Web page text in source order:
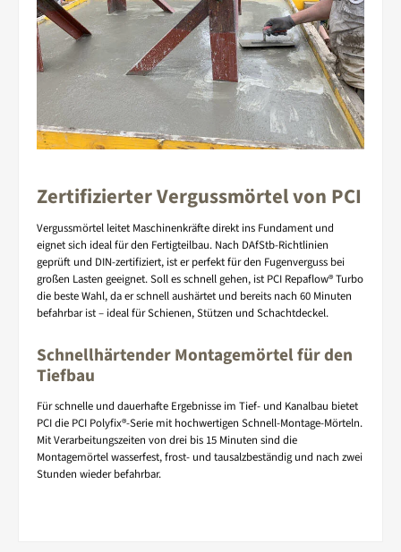
Zertifizierter Vergussmörtel von PCI
Vergussmörtel leitet Maschinenkräfte direkt ins Fundament und
eignet sich ideal für den Fertigteilbau. Nach DAfStb-Richtlinien
geprüft und DIN-zertifiziert, ist er perfekt für den Fugenverguss bei
großen Lasten geeignet. Soll es schnell gehen, ist PCI Repaflow® Turbo
die beste Wahl, da er schnell aushärtet und bereits nach 60 Minuten
befahrbar ist – ideal für Schienen, Stützen und Schachtdeckel.
Schnellhärtender Montagemörtel für den
Tiefbau
Für schnelle und dauerhafte Ergebnisse im Tief- und Kanalbau bietet
PCI die PCI Polyfix®-Serie mit hochwertigen Schnell-Montage-Mörteln.
Mit Verarbeitungszeiten von drei bis 15 Minuten sind die
Montagemörtel wasserfest, frost- und tausalzbeständig und nach zwei
Stunden wieder befahrbar.